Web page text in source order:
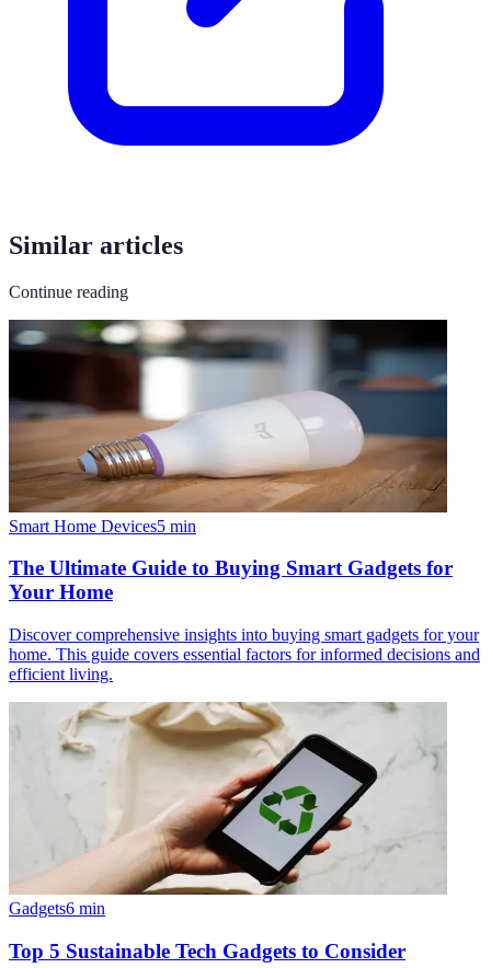
Similar articles
Continue reading
Smart Home Devices5 min
The Ultimate Guide to Buying Smart Gadgets for
Your Home
Discover comprehensive insights into buying smart gadgets for your
home. This guide covers essential factors for informed decisions and
efficient living.
Gadgets6 min
Top 5 Sustainable Tech Gadgets to Consider